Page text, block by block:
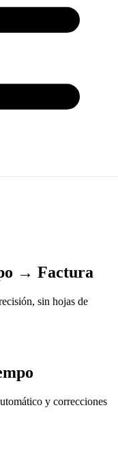
→ Factura
sin hojas de
y correcciones